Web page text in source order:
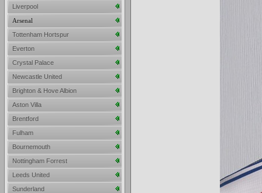
Liverpool
Arsenal
Tottenham Hortspur
Everton
Crystal Palace
Newcastle United
Brighton & Hove Albion
Aston Villa
Brentford
Fulham
Bournemouth
Nottingham Forrest
Leeds United
Sunderland